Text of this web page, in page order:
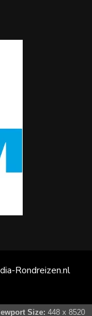
Rondreizen.nl
Size: 448 x 8520